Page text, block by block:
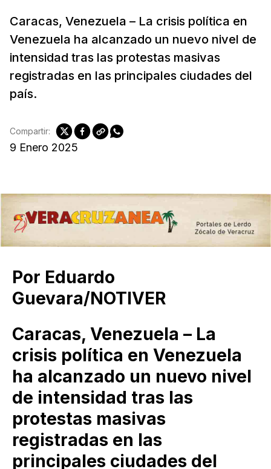
Caracas, Venezuela – La crisis política en
Venezuela ha alcanzado un nuevo nivel de
intensidad tras las protestas masivas
registradas en las principales ciudades del
país.
9 Enero 2025
Compartir:
Por Eduardo
Guevara/NOTIVER
Caracas, Venezuela – La
crisis política en Venezuela
ha alcanzado un nuevo nivel
de intensidad tras las
protestas masivas
registradas en las
principales ciudades del